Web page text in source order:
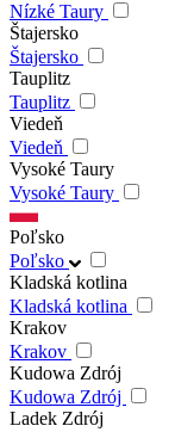
Nízké Taury
Štajersko
Štajersko
Tauplitz
Tauplitz
Viedeň
Viedeň
Vysoké Taury
Vysoké Taury
Poľsko
Poľsko
Kladská kotlina
Kladská kotlina
Krakov
Krakov
Kudowa Zdrój
Kudowa Zdrój
Ladek Zdrój